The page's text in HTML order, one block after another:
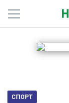
Телеканалы
СПОРТ